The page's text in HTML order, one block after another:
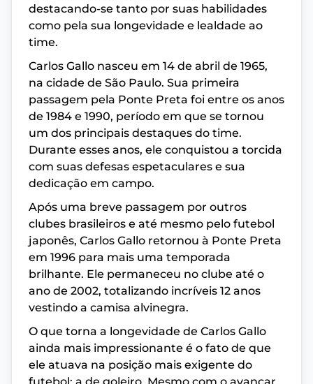
destacando-se tanto por suas habilidades
como pela sua longevidade e lealdade ao
time.
Carlos Gallo nasceu em 14 de abril de 1965,
na cidade de São Paulo. Sua primeira
passagem pela Ponte Preta foi entre os anos
de 1984 e 1990, período em que se tornou
um dos principais destaques do time.
Durante esses anos, ele conquistou a torcida
com suas defesas espetaculares e sua
dedicação em campo.
Após uma breve passagem por outros
clubes brasileiros e até mesmo pelo futebol
japonês, Carlos Gallo retornou à Ponte Preta
em 1996 para mais uma temporada
brilhante. Ele permaneceu no clube até o
ano de 2002, totalizando incríveis 12 anos
vestindo a camisa alvinegra.
O que torna a longevidade de Carlos Gallo
ainda mais impressionante é o fato de que
ele atuava na posição mais exigente do